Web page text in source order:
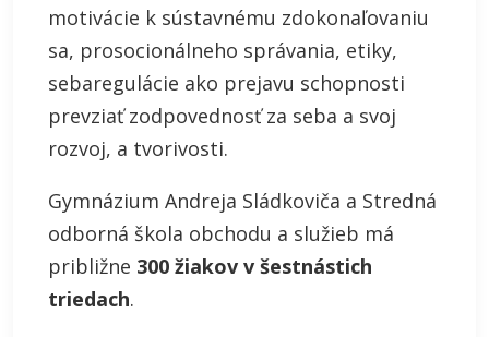
motivácie k sústavnému zdokonaľovaniu
sa, prosocionálneho správania, etiky,
sebaregulácie ako prejavu schopnosti
prevziať zodpovednosť za seba a svoj
rozvoj, a tvorivosti.
Gymnázium Andreja Sládkoviča a Stredná
odborná škola obchodu a služieb má
približne 300 žiakov v šestnástich
triedach.